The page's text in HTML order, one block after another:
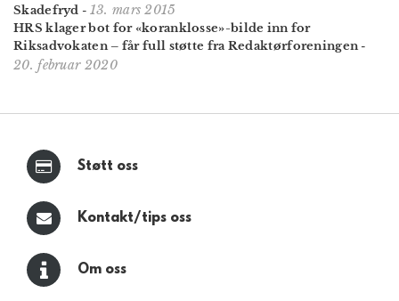
Skadefryd - 13. mars 2015
HRS klager bot for «koranklosse»-bilde inn for
Riksadvokaten – får full støtte fra Redaktørforeningen-
20. februar 2020
Støtt oss
Kontakt/tips oss
Om oss